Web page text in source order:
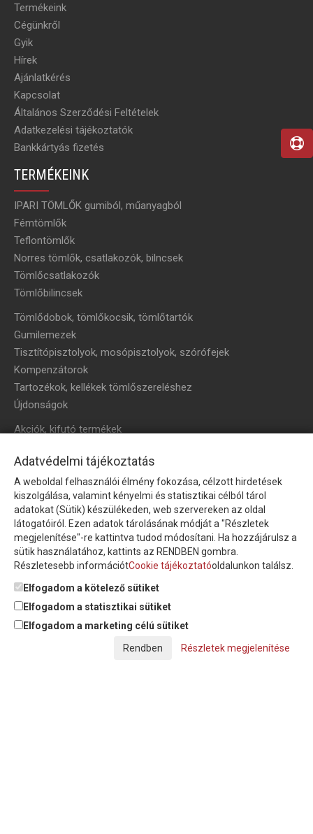
Termékeink
Cégünkről
Gyik
Hírek
Ajánlatkérés
Kapcsolat
Általános Szerződési Feltételek
Adatkezelési tájékoztatók
Bankkártyás fizetés
TERMÉKEINK
IPARI TÖMLŐK gumiból, műanyagból
Fémtömlők
Teflontömlők
Norres tömlők, csatlakozók, bilncsek
Tömlőcsatlakozók
Tömlőbilincsek
Tömlődobok, tömlőkocsik, tömlőtartók
Gumilemezek
Tisztítópisztolyok, mosópisztolyok, szórófejek
Kompenzátorok
Tartozékok, kellékek tömlőszereléshez
Újdonságok
Akciók, kifutó termékek
HÍRLEVÉL
Íratkozzon fel hírlevelünkre!
Feliratkozom a hírlevélre és nyilatkozom, hogy azadatkezelési
tájékoztatót elolvastam, megismertem és elfogadom.
© Copyright Triász-Tömlő Kft. | Minden jog fenntartva!
Adatvédelmi tájékoztatás
A weboldal felhasználói élmény fokozása, célzott hirdetések
kiszolgálása, valamint kényelmi és statisztikai célból tárol
adatokat (Sütik) készülékeden, web szervereken az oldal
látogatóiról. Ezen adatok tárolásának módját a "Részletek
megjelenítése"-re kattintva tudod módosítani. Ha hozzájárulsz a
sütik használatához, kattints az RENDBEN gombra.
Részletesebb információtCookie tájékoztatóoldalunkon találsz.
Elfogadom a kötelező sütiket
Elfogadom a statisztikai sütiket
Elfogadom a marketing célú sütiket
Részletek megjelenítése